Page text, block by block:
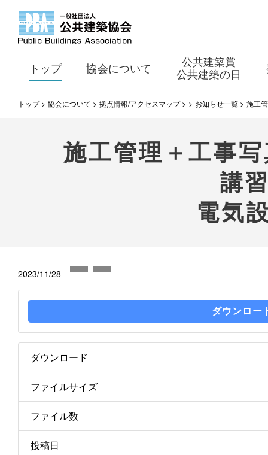
トップ 協会について
公共建築賞
公共建築の日
トップ 協会について 拠点情報/アクセスマップ お知らせ一覧 施工
施工管理＋工事
講
電気
2023/11/28
ダウンロー
ダウンロード
ファイルサイズ
ファイル数
投稿日